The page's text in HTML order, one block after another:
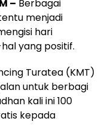
– Berbagai
menjadi
hari
yang positif.
Turatea (KMT)
untuk berbagi
kali ini 100
kepada